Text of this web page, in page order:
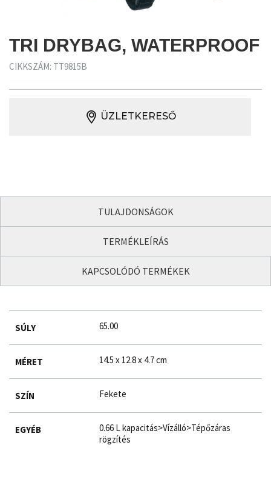
TRI DRYBAG, WATERPROOF
CIKKSZÁM: TT9815B
ÜZLETKERESŐ
TULAJDONSÁGOK
TERMÉKLEÍRÁS
KAPCSOLÓDÓ TERMÉKEK
SÚLY 65.00
MÉRET 14.5 x 12.8 x 4.7 cm
SZÍN Fekete
EGYÉB
0.66 L kapacitás>Vízálló>Tépőzáras
rögzítés